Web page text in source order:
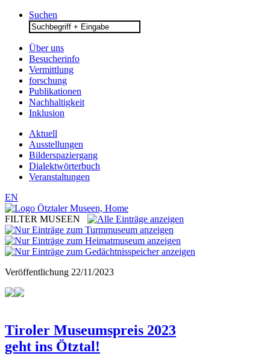
Suchen
Search
for:
Über uns
Besucherinfo
Vermittlung
forschung
Publikationen
Nachhaltigkeit
Inklusion
Aktuell
Ausstellungen
Bilderspaziergang
Dialektwörterbuch
Veranstaltungen
EN
FILTER MUSEEN
Veröffentlichung 22/11/2023
Tiroler Museumspreis 2023
geht ins Ötztal!